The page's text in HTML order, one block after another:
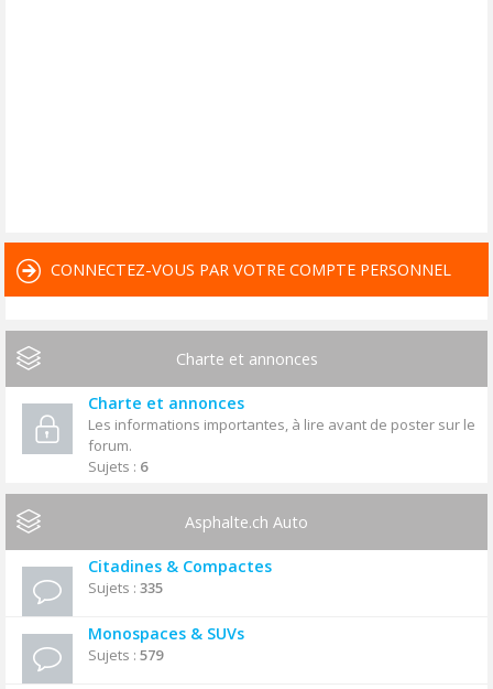
CONNECTEZ-VOUS PAR VOTRE COMPTE PERSONNEL
Charte et annonces
Charte et annonces
Les informations importantes, à lire avant de poster sur le
forum.
Sujets : 6
Asphalte.ch Auto
Citadines & Compactes
Sujets : 335
Monospaces & SUVs
Sujets : 579